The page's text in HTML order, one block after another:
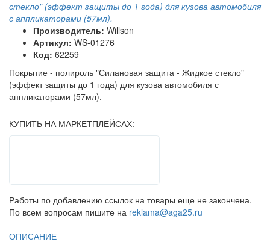
Производитель: Willson
Артикул: WS-01276
Код: 62259
Покрытие - полироль "Силановая защита - Жидкое стекло"
(эффект защиты до 1 года) для кузова автомобиля с
аппликаторами (57мл).
КУПИТЬ НА МАРКЕТПЛЕЙСАХ:
Работы по добавлению ссылок на товары еще не закончена.
По всем вопросам пишите на reklama@aga25.ru
ОПИСАНИЕ